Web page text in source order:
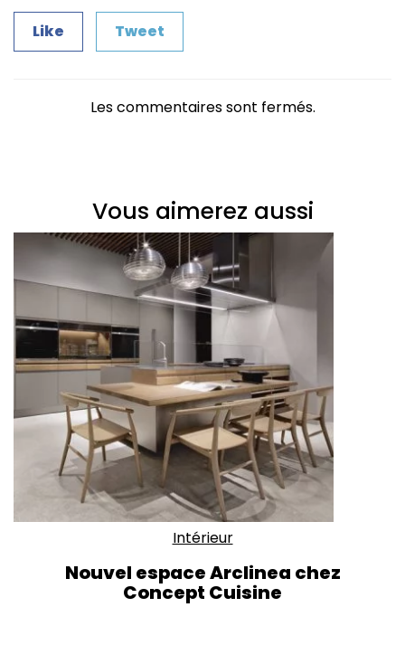
Like Tweet
Les commentaires sont fermés.
Vous aimerez aussi
Intérieur
Nouvel espace Arclinea chez
Concept Cuisine